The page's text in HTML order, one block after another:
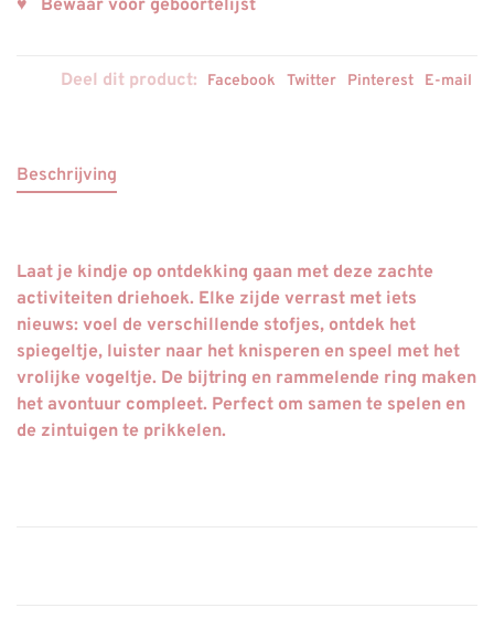
♥ Bewaar voor geboortelijst
Deel dit product: Facebook Twitter Pinterest E-mail
Beschrijving
Laat je kindje op ontdekking gaan met deze zachte
activiteiten driehoek. Elke zijde verrast met iets
nieuws: voel de verschillende stofjes, ontdek het
spiegeltje, luister naar het knisperen en speel met het
vrolijke vogeltje. De bijtring en rammelende ring maken
het avontuur compleet. Perfect om samen te spelen en
de zintuigen te prikkelen.